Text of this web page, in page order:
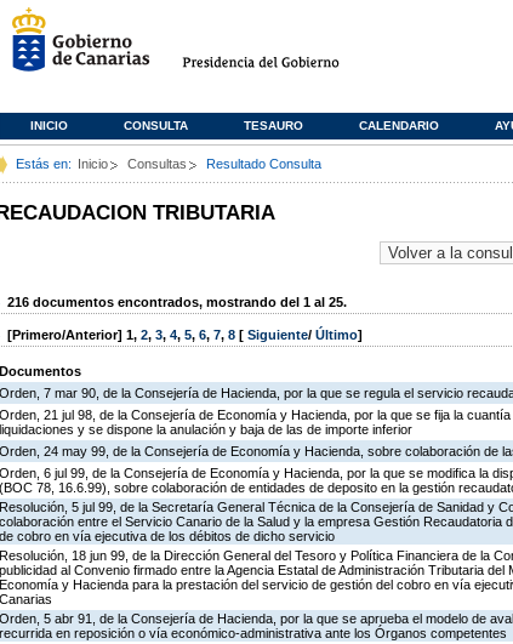
INICIO CONSULTA TESAURO CALENDARIO
Estás en: Inicio Consultas Resultado Consulta
TRIBUTARIA
216 documentos encontrados, mostrando del 1 al 25.
[Primero/Anterior] 1, 2, 3, 4, 5, 6, 7, 8 [ Siguiente/ Último]
Documentos
Orden, 7 mar 90, de la Consejería de Hacienda, por la que se regula el servicio
Orden, 21 jul 98, de la Consejería de Economía y Hacienda, por la que se fija la
liquidaciones y se dispone la anulación y baja de las de importe inferior
Orden, 24 may 99, de la Consejería de Economía y Hacienda, sobre colaboración de
Orden, 6 jul 99, de la Consejería de Economía y Hacienda, por la que se modifica la
(BOC 78, 16.6.99), sobre colaboración de entidades de deposito en la gestión
Resolución, 5 jul 99, de la Secretaría General Técnica de la Consejería de Sanidad y
colaboración entre el Servicio Canario de la Salud y la empresa Gestión Recaudatoria
de cobro en vía ejecutiva de los débitos de dicho servicio
Resolución, 18 jun 99, de la Dirección General del Tesoro y Política Financiera de la
publicidad al Convenio firmado entre la Agencia Estatal de Administración Tributaria
Economía y Hacienda para la prestación del servicio de gestión del cobro en vía
Canarias
Orden, 5 abr 91, de la Consejería de Hacienda, por la que se aprueba el modelo de
recurrida en reposición o vía económico-administrativa ante los Órganos competentes